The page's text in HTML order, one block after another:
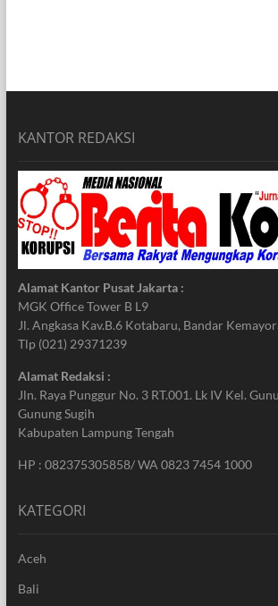
KANTOR REDAKSI
Alamat Kantor Pusat Jakarta :
MGK Office Tower B L9
Jl. Angkasa Kav.B.6 Kotabaru, Bandar
Tlp (021) 29371239
Alamat Redaksi :
Jln. Raya Punggur No. 3 RT.001. Lk IV Kel.
Gunung Sugih
Kabupaten Lampung Tengah
HP : 082375305858/ WA 0823 7454 1000
KATEGORI
Aceh
Bali